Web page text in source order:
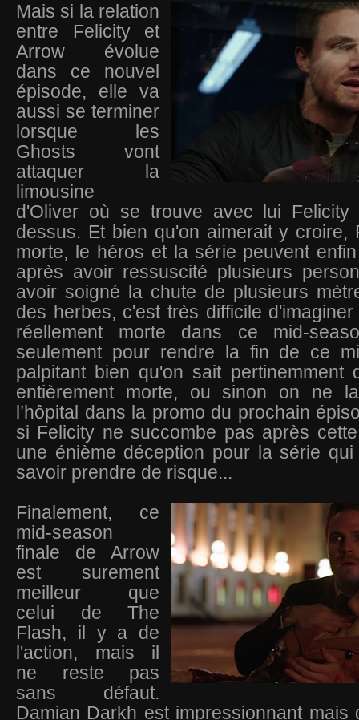
Mais si la relation
entre Felicity et
Arrow évolue
dans ce nouvel
épisode, elle va
aussi se terminer
lorsque les
Ghosts vont
attaquer la
limousine
d'Oliver où se trouve avec lui
dessus. Et bien qu'on aimerait y croire,
morte, le héros et la série peuvent
après avoir ressuscité plusieurs
avoir soigné la chute de plusieurs
des herbes, c'est très difficile
réellement morte dans ce mid-
seulement pour rendre la fin de ce
palpitant bien qu'on sait pertinemment
entièrement morte, ou sinon on ne
l’hôpital dans la promo du prochain
si Felicity ne succombe pas après
une énième déception pour la série
savoir prendre de risque...
Finalement, ce
mid-season
finale de Arrow
est surement
meilleur que
celui de The
Flash, il y a de
l'action, mais il
ne reste pas
sans défaut.
Damian Darkh est impressionnant mais